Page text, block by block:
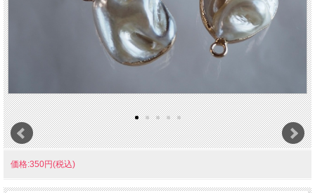
価格:350円(税込)